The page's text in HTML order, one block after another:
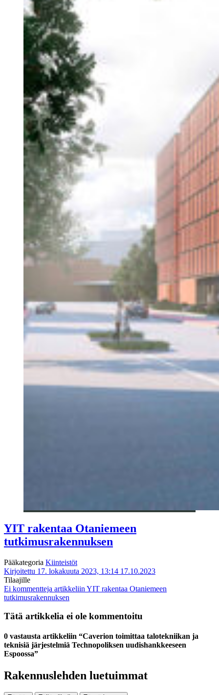
YIT rakentaa Otaniemeen
tutkimusrakennuksen
Pääkategoria Kiinteistöt
Kirjoitettu 17. lokakuuta 2023, 13:14 17.10.2023
Tilaajille
Ei kommentteja artikkeliin YIT rakentaa Otaniemeen
tutkimusrakennuksen
Tätä artikkelia ei ole kommentoitu
0 vastausta artikkeliin “Caverion toimittaa talotekniikan ja
teknisiä järjestelmiä Technopoliksen uudishankkeeseen
Espoossa”
Rakennuslehden luetuimmat